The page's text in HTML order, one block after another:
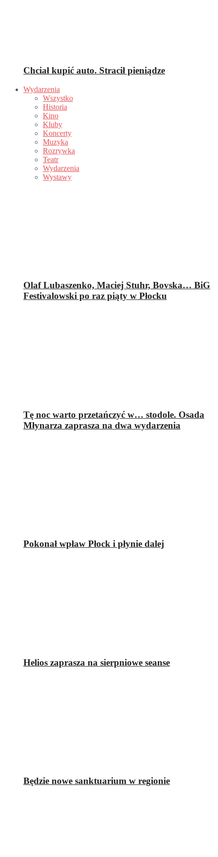
Chciał kupić auto. Stracił pieniądze
Wydarzenia
Wszystko
Historia
Kino
Kluby
Koncerty
Muzyka
Rozrywka
Teatr
Wydarzenia
Wystawy
Olaf Lubaszenko, Maciej Stuhr, Bovska… BiG
Festivalowski po raz piąty w Płocku
Tę noc warto przetańczyć w… stodole. Osada
Młynarza zaprasza na dwa wydarzenia
Pokonał wpław Płock i płynie dalej
Helios zaprasza na sierpniowe seanse
Będzie nowe sanktuarium w regionie